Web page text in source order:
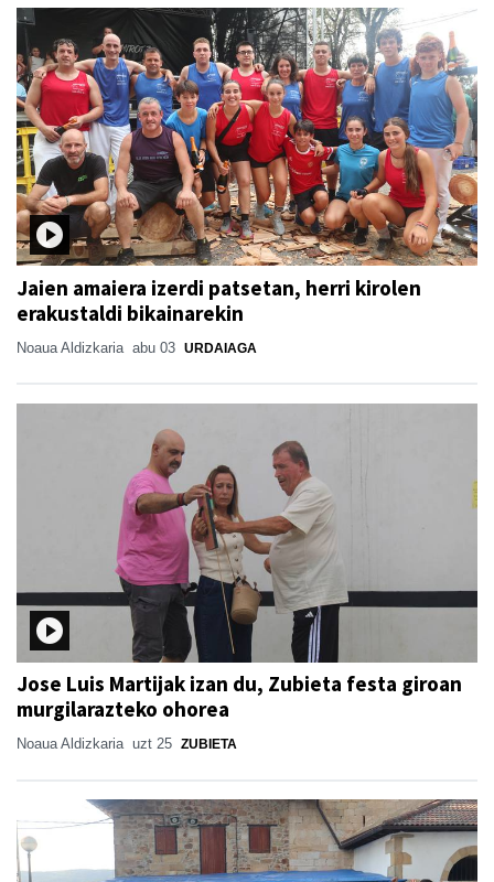
Jaien amaiera izerdi patsetan, herri kirolen
erakustaldi bikainarekin
Noaua Aldizkaria abu 03 URDAIAGA
Jose Luis Martijak izan du, Zubieta festa giroan
murgilarazteko ohorea
Noaua Aldizkaria uzt 25 ZUBIETA